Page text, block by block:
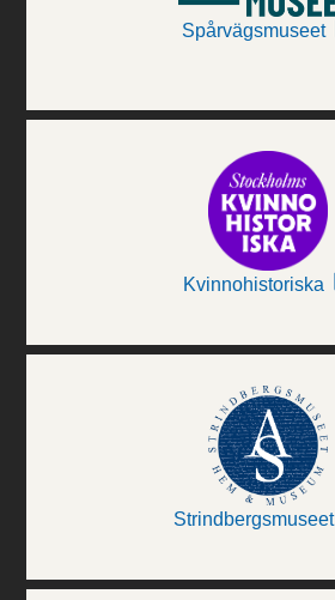
Spårvägsmuseet
Kvinnohistoriska
Strindbergsmuseet